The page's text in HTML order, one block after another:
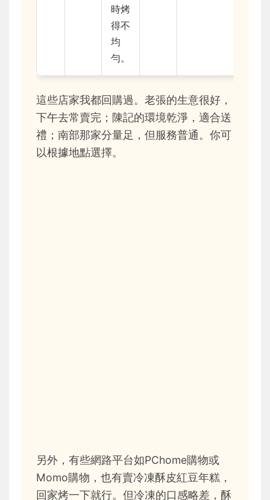
時烤
得不
均
勻。
這些店家我都回購過。老張的生意很好，
下午去常賣完；陳記的環境乾淨，適合送
禮；南部那家分量足，但服務普通。你可
以根據地點選擇。
另外，有些網路平台如PChome購物或
Momo購物，也有賣冷凍酥皮紅豆年糕，
回家烤一下就行。但冷凍的口感略差，酥